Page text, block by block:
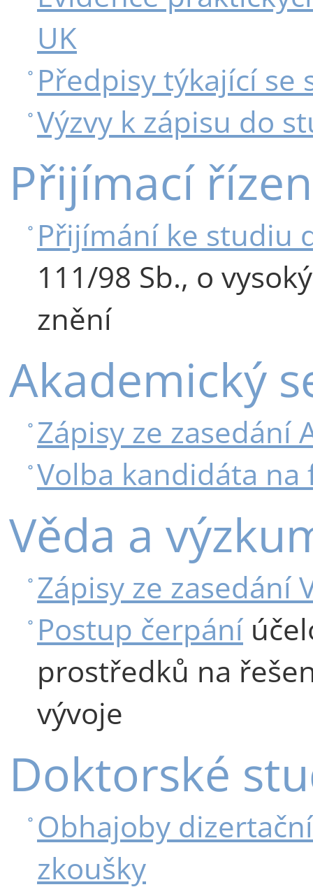
UK
Předpisy týkající se
Výzvy k zápisu do
Přijímací
Přijímání ke studiu
111/98 Sb., o
znění
Akademický
Zápisy ze zasedání
Volba kandidáta
Věda a
Zápisy ze zasedání
Postup čerpání
prostředků na
vývoje
Doktorské
Obhajoby
zkoušky